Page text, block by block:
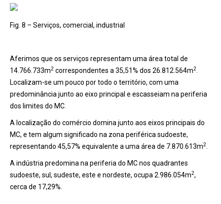
Fig. 8 – Serviços, comercial, industrial
Aferimos que os serviços representam uma área total de
14.766.733m2 correspondentes a 35,51% dos 26.812.564m2
Localizam-se um pouco por todo o território, com uma
predominância junto ao eixo principal e escasseiam na periferia
dos limites do MC.
A localização do comércio domina junto aos eixos principais do
MC, e tem algum significado na zona periférica sudoeste,
representando 45,57% equivalente a uma área de 7.870.613m2
A indústria predomina na periferia do MC nos quadrantes
sudoeste, sul, sudeste, este e nordeste, ocupa 2.986.054m2,
cerca de 17,29%.